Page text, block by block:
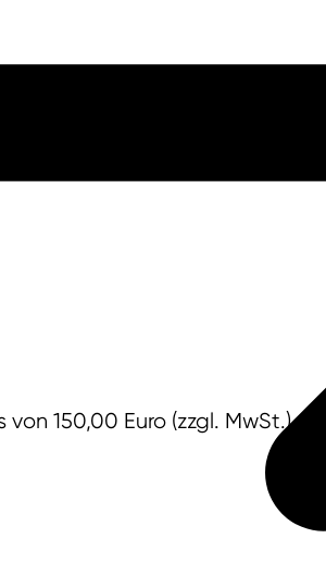
150,00 Euro (zzgl. MwSt.).